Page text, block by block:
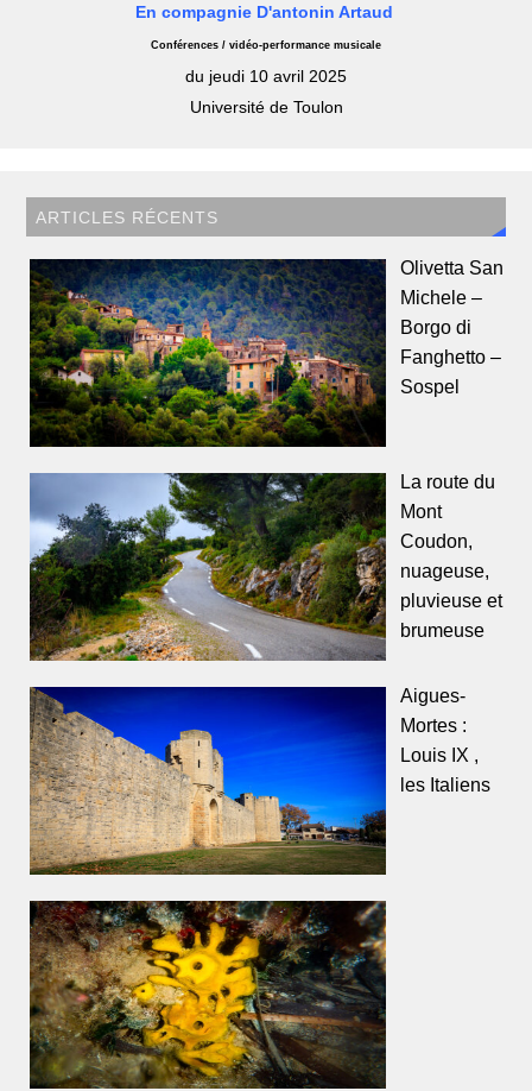
En compagnie D'antonin Artaud
Conférences / vidéo-performance musicale
du jeudi 10 avril 2025
Université de Toulon
ARTICLES RÉCENTS
Olivetta San
Michele –
Borgo di
Fanghetto –
Sospel
La route du
Mont
Coudon,
nuageuse,
pluvieuse et
brumeuse
Aigues-
Mortes :
Louis IX ,
les Italiens